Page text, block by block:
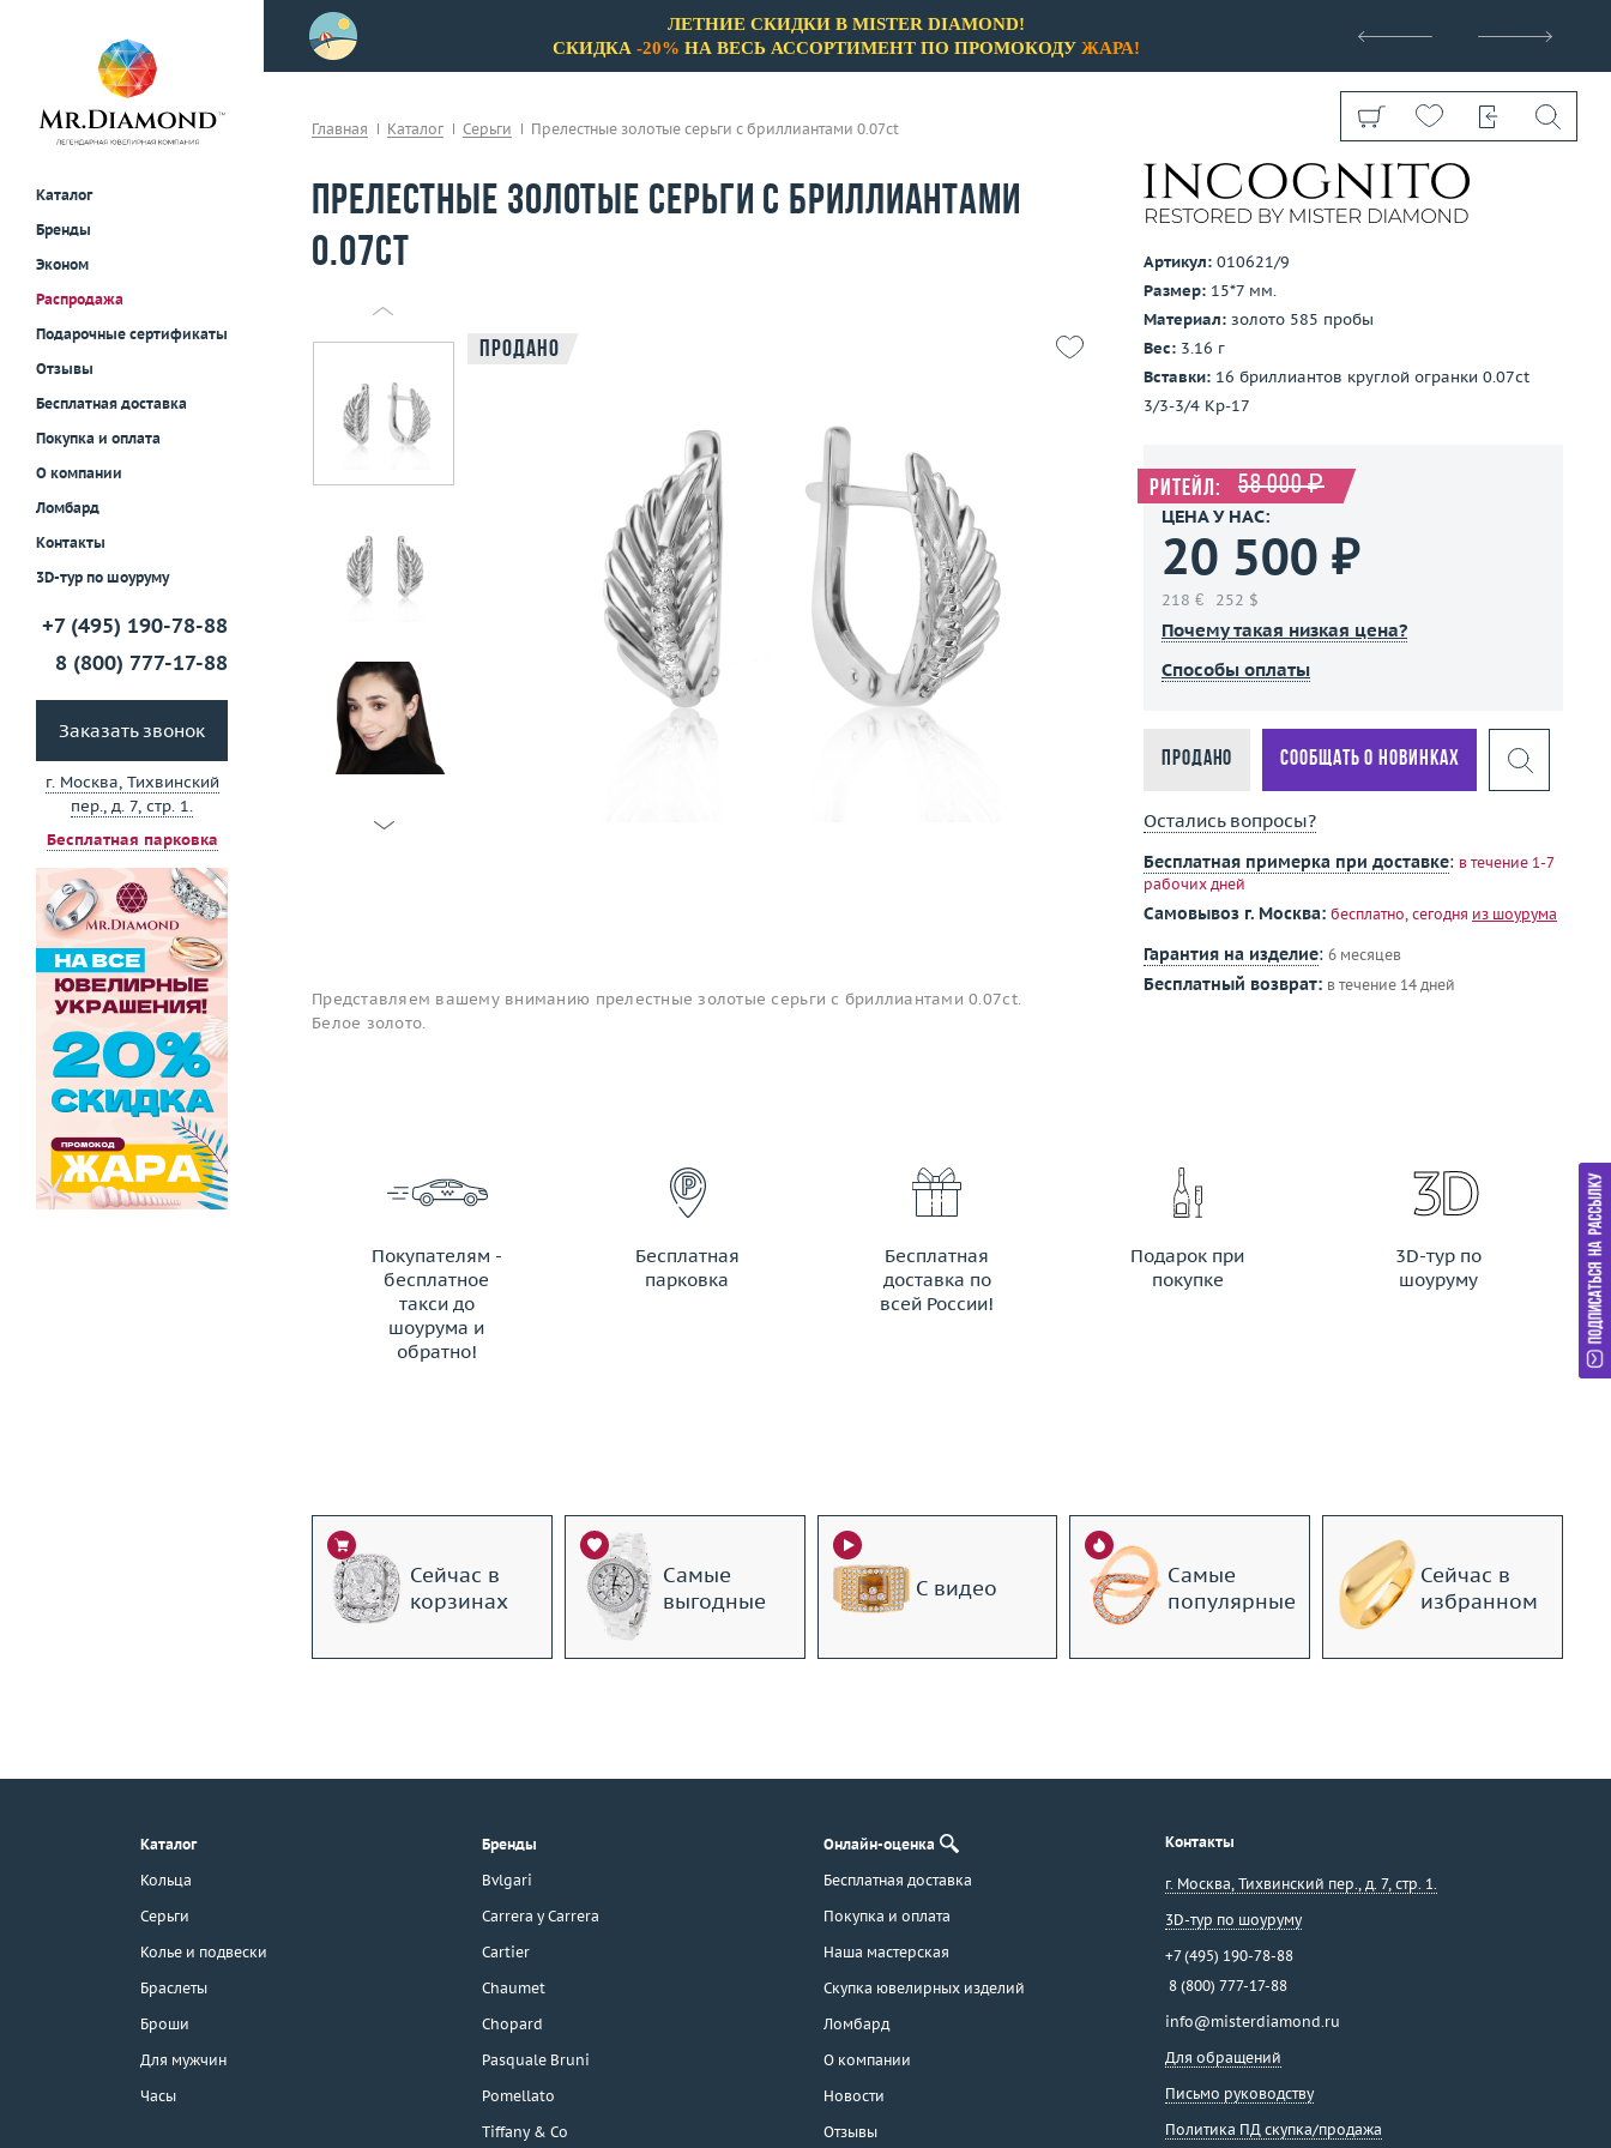
Каталог
Бренды
Эконом
Распродажа
Подарочные сертификаты
Отзывы
Бесплатная доставка
Покупка и оплата
О компании
Ломбард
Контакты
3D-тур по шоуруму
+7 (495) 190-78-88
8 (800) 777-17-88
Заказать звонок
г. Москва, Тихвинский
пер., д. 7, стр. 1.
Бесплатная парковка
г. Москва, Тихвинский пер., д. 7,
3D-тур по шоуруму
примерки!
ЛЕТНИЕ СКИДКИ В MISTER DIAMOND!
СКИДКА -20% НА ВЕСЬ АССОРТИМЕНТ ПО ПРОМОКОДУ ЖАРА!
Показать все
Главная Каталог Серьги Прелестные золотые серьги с бриллиантами 0.07ct
Прелестные золотые серьги с бриллиантами
0.07ct
Продано
Представляем вашему вниманию прелестные золотые серьги с бриллиантами 0.07ct.
Белое золото.
Артикул: 010621/9
Размер: 15*7 мм.
Материал: золото 585 пробы
Вес: 3.16 г
Вставки: 16 бриллиантов круглой огранки 0.07ct
3/3-3/4 Кр-17
Ритейл: 58 000 ₽
ЦЕНА У НАС:
20 500 ₽
218 € 252 $
Почему такая низкая цена?
Способы оплаты
Продано Сообщать о новинках
Остались вопросы?
Бесплатная примерка при доставке: в течение 1-7
рабочих дней
Самовывоз г. Москва: бесплатно, сегодня из шоурума
Гарантия на изделие: 6 месяцев
Бесплатный возврат: в течение 14 дней
Покупателям -
бесплатное
такси до
шоурума и
обратно!
ЗАКАЗАТЬ ТАКСИ
Бесплатная
парковка
Бесплатная
доставка по
всей России!
Подарок при
покупке
3D-тур по
шоуруму
Сейчас в
корзинах
Самые
выгодные
С видео
Самые
популярные
Сейчас в
избранном
Каталог
Кольца
Серьги
Колье и подвески
Браслеты
Броши
Для мужчин
Часы
Бренды
Bvlgari
Carrera y Carrera
Cartier
Chaumet
Chopard
Pasquale Bruni
Pomellato
Tiffany & Co
Онлайн-оценка
Бесплатная доставка
Покупка и оплата
Наша мастерская
Скупка ювелирных изделий
Ломбард
О компании
Новости
Отзывы
Контакты
г. Москва, Тихвинский пер., д. 7, стр. 1.
3D-тур по шоуруму
+7 (495) 190-78-88
8 (800) 777-17-88
info@misterdiamond.ru
Для обращений
Письмо руководству
Политика ПД скупка/продажа